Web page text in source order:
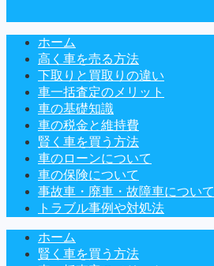
ホーム
高く車を売る方法
下取りと買取りの違い
車一括査定のメリット
車の基礎知識
車の税金と維持費
賢く車を買う方法
車のローンについて
車の保険について
事故車・廃車・故障車について
トラブル事例や対処法
ホーム
賢く車を買う方法